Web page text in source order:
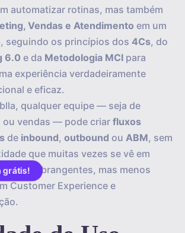
automatizar rotinas, mas também
Vendas e Atendimento em um
seguindo os princípios dos 4Cs, do
6.0 e da Metodologia MCI para
experiência verdadeiramente
e eficaz.
qualquer equipe — seja de
ou vendas — pode criar fluxos
de inbound, outbound ou ABM, sem
que muitas vezes se vê em
mais abrangentes, mas menos
Customer Experience e
grátis!